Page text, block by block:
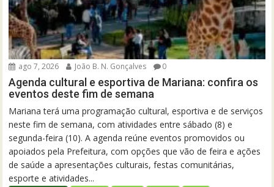
ago 7, 2026 João B. N. Gonçalves 0
Agenda cultural e esportiva de Mariana: confira os
eventos deste fim de semana
Mariana terá uma programação cultural, esportiva e de serviços
neste fim de semana, com atividades entre sábado (8) e
segunda-feira (10). A agenda reúne eventos promovidos ou
apoiados pela Prefeitura, com opções que vão de feira e ações
de saúde a apresentações culturais, festas comunitárias,
esporte e atividades...